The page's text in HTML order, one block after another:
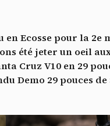
Ecosse pour la 2e
été jeter un oeil
Cruz V10 en 29
Demo 29 pouces
interdit -
Interdire